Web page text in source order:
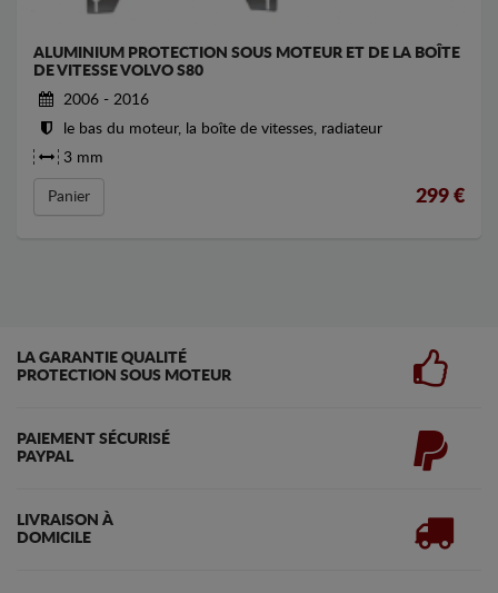
ALUMINIUM PROTECTION SOUS MOTEUR ET DE LA BOÎTE
DE VITESSE VOLVO S80
2006 - 2016
le bas du moteur, la boîte de vitesses, radiateur
3 mm
Panier 299 €
LA GARANTIE QUALITÉ
PROTECTION SOUS MOTEUR
PAIEMENT SÉCURISÉ
PAYPAL
LIVRAISON À
DOMICILE